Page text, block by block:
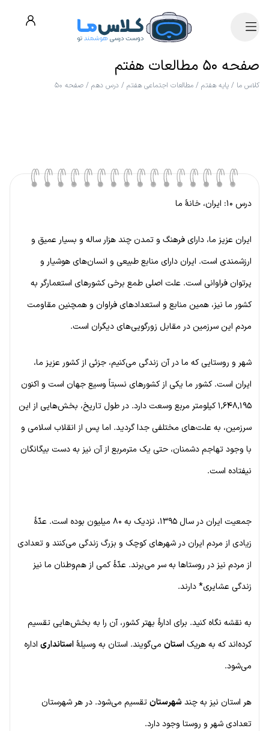
صفحه ۵۰ مطالعات هفتم
کلاس ما / پایه هفتم / مطالعات اجتماعی هفتم / درس دهم / صفحه ۵۰
درس ۱۰: ایران، خانهٔ ما
ایران عزیز ما، دارای فرهنگ و تمدن چند هزار ساله و بسیار عمیق و
ارزشمندی است. ایران دارای منابع طبیعی و انسان‌های هوشیار و
پرتوان فراوانی است. علت اصلی طمع برخی کشورهای استعمارگر به
کشور ما نیز، همین منابع و استعدادهای فراوان و همچنین مقاومت
مردم این سرزمین در مقابل زورگویی‌های دیگران است.
شهر و روستایی که ما در آن زندگی می‌کنیم، جزئی از کشور عزیز ما،
ایران است. کشور ما یکی از کشورهای نسبتاً وسیع جهان است و اکنون
۱,۶۴۸,۱۹۵ کیلومتر مربع وسعت دارد. در طول تاریخ، بخش‌هایی از این
سرزمین، به علت‌های مختلفی جدا گردید. اما پس از انقلاب اسلامی و
با وجود تهاجم دشمنان، حتی یک مترمربع از آن نیز به دست بیگانگان
نیفتاده است.
جمعیت ایران در سال ۱۳۹۵، نزدیک به ۸۰ میلیون بوده است. عدّهٔ
زیادی از مردم ایران در شهرهای کوچک و بزرگ زندگی می‌کنند و تعدادی
از مردم نیز در روستاها به سر می‌برند. عدّهٔ کمی از هم‌وطنان ما نیز
زندگی عشایری* دارند.
به نقشه نگاه کنید. برای ادارهٔ بهتر کشور، آن را به بخش‌هایی تقسیم
کرده‌اند که به هریک استان می‌گویند. استان به وسیلهٔاستانداری اداره
می‌شود.
هر استان نیز به چندشهرستانتقسیم می‌شود. در هر شهرستان
تعدادی شهر و روستا وجود دارد.